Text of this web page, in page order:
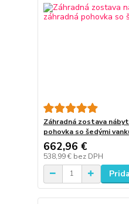
Záhradná zostava
pohovka so šedými
662,96 €
538,99 € bez DPH